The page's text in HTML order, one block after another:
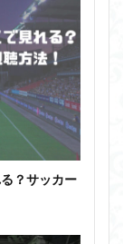
？サッカー